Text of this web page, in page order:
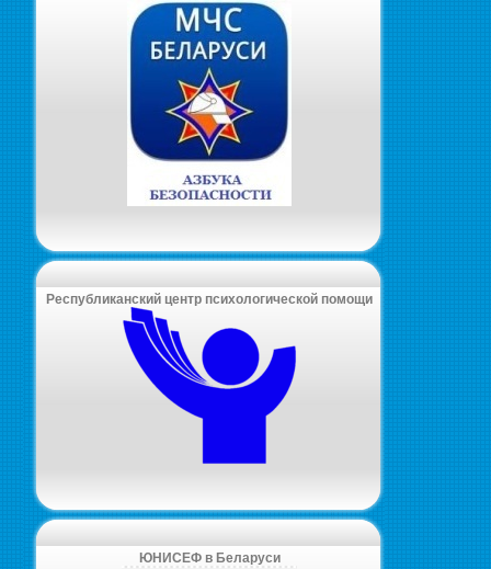
Республиканский центр психологической помощи
ЮНИСЕФ в Беларуси